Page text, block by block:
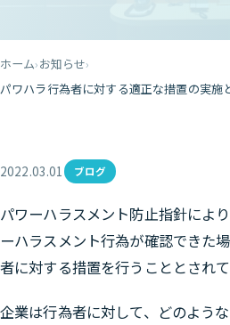
ホーム お知らせ
パワハラ行為者に対する適正な措置の実施
2022.03.01 ブログ
パワーハラスメント防止指針によ
ーハラスメント行為が確認できた
者に対する措置を行うこととされて
企業は行為者に対して、どのよう